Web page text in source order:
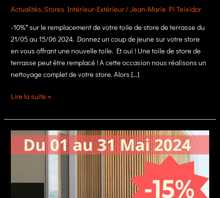
Actualités,Stores Intérieur-Extérieur/Jean-Marie Pi Teixidor
-10%* sur le remplacement de votre toile de store de terrasse du
21/05 au 15/06 2024. Donnez un coup de jeune sur votre store
en vous offrant une nouvelle toile. Et oui ! Une toile de store de
terrasse peut être remplacé ! A cette occasion nous réalisons un
nettoyage complet de votre store. Alors […]
Coup
neuf
sur
STORE
Lire la suite »